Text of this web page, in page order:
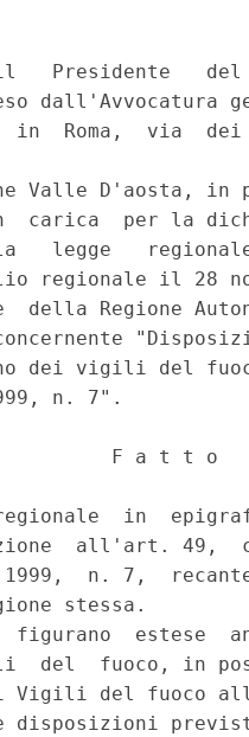
Presidente
dall'Avvocatura
Roma,  via  dei
Valle D'aosta, in
carica  per la
legge
regionale il 28
Regione
dei vigili del
n. 7".
F a t t o
in
all'art. 49,
1999,  n. 7,
stessa.
figurano  estese
del  fuoco, in
Vigili del fuoco
disposizioni